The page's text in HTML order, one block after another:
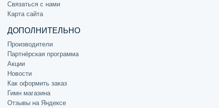
Связаться с нами
Карта сайта
ДОПОЛНИТЕЛЬНО
Производители
Партнёрская программа
Акции
Новости
Как оформить заказ
Гимн магазина
Отзывы на Яндексе